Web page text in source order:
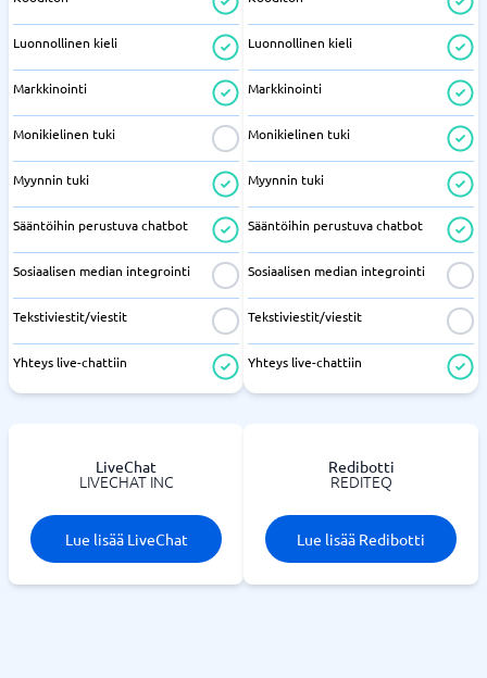
Luonnollinen kieli
Markkinointi
Monikielinen tuki
Myynnin tuki
Sääntöihin perustuva chatbot
Sosiaalisen median integrointi
Tekstiviestit/viestit
Yhteys live-chattiin
Luonnollinen kieli
Markkinointi
Monikielinen tuki
Myynnin tuki
Sääntöihin perustuva chatbot
Sosiaalisen median integrointi
Tekstiviestit/viestit
Yhteys live-chattiin
LiveChat
LIVECHAT INC
Lue lisää LiveChat
Redibotti
REDITEQ
Lue lisää Redibotti